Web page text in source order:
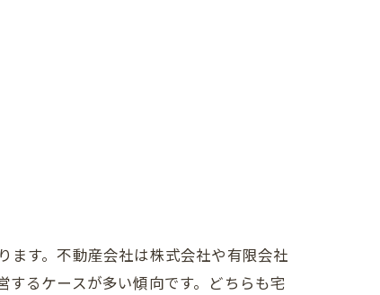
ます。不動産会社は株式会社や有限会社
るケースが多い傾向です。どちらも宅